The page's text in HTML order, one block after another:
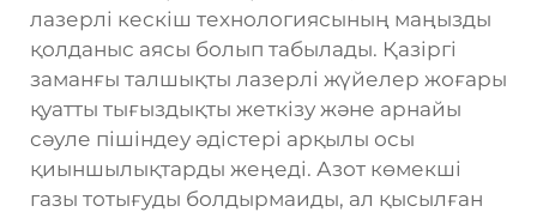
лазерлі кескіш технологиясының маңызды
қолданыс аясы болып табылады. Қазіргі
заманғы талшықты лазерлі жүйелер жоғары
қуатты тығыздықты жеткізу және арнайы
сәуле пішіндеу әдістері арқылы осы
қиыншылықтарды жеңеді. Азот көмекші
газы тотығуды болдырмаиды, ал қысылған